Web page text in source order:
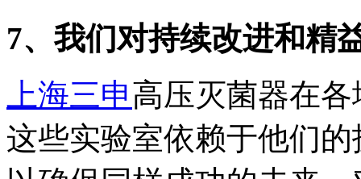
7、我们对持续改进和精
上海三申高压灭菌器在
这些实验室依赖于他们